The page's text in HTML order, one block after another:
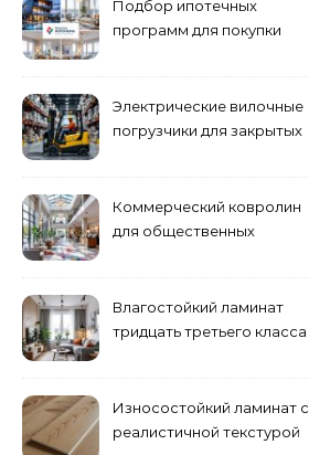
Подбор ипотечных
программ для покупки
Электрические вилочные
погрузчики для закрытых
Коммерческий ковролин
для общественных
Влагостойкий ламинат
тридцать третьего класса
Износостойкий ламинат с
реалистичной текстурой